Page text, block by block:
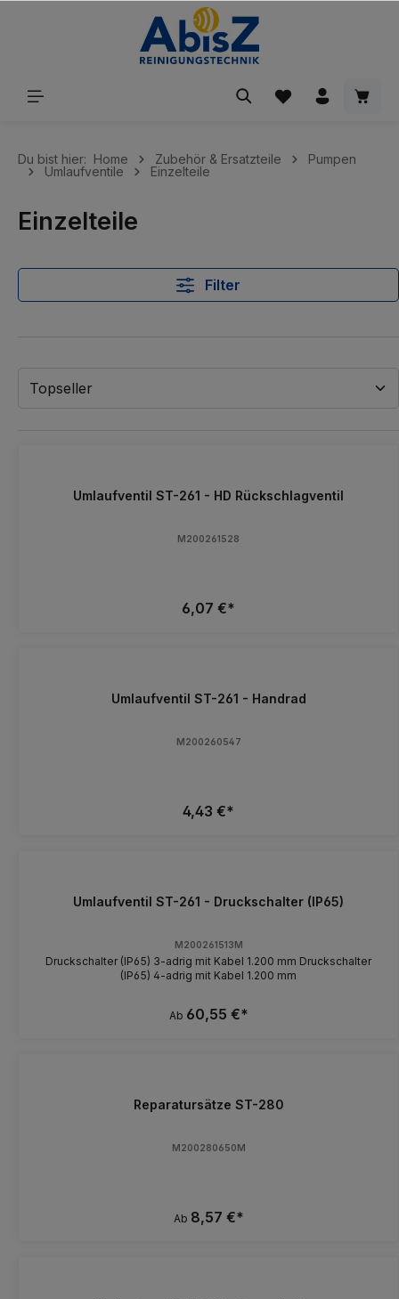
Du bist hier: Home Zubehör & Ersatzteile
Pumpen
Umlaufventile
Einzelteile
Einzelteile
Filter
Umlaufventil ST-261 - HD Rückschlagventil
M200261528
6,07 €*
Umlaufventil ST-261 - Handrad
M200260547
4,43 €*
Umlaufventil ST-261 - Druckschalter (IP65)
M200261513M
Druckschalter (IP65) 3-adrig mit Kabel 1.200 mm Druckschalter
(IP65) 4-adrig mit Kabel 1.200 mm
Ab 60,55 €*
Reparatursätze ST-280
M200280650M
Ab 8,57 €*